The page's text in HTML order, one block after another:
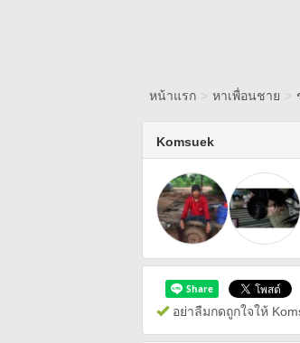
หน้าแรก > หาเพื่อนชาย >
Komsuek
อย่าลืมกดถูกใจให้